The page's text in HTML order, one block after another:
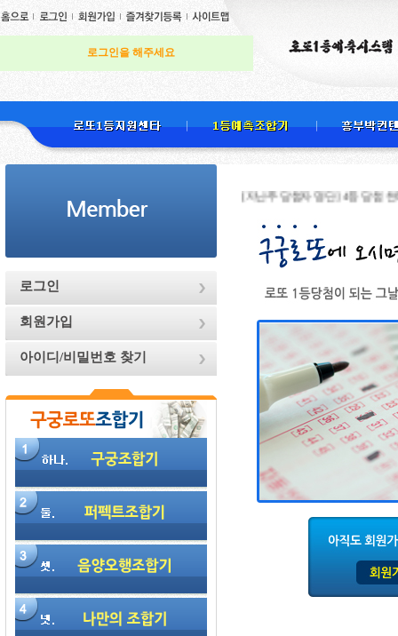
로그인을 해주세요
로그인
회원가입
아이디/비밀번호 찾기
[지난주 당첨자 명단] 4등 당첨 천하